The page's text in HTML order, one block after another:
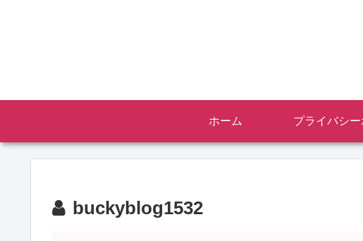
ホーム プライバシ
buckyblog1532